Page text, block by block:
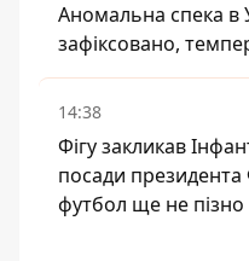
Аномальна спека в
зафіксовано,
14:38
Фігу закликав
посади президента
футбол ще не пізно